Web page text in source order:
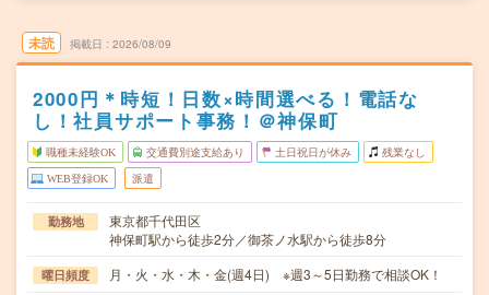
未読 掲載日 2026/08/09
2000円＊時短！日数×時間選べる！電話な
し！社員サポート事務！＠神保町
職種未経験OK 交通費別途支給あり 土日祝日が休み 残業なし
WEB登録OK 派遣
勤務地
東京都千代田区
神保町駅から徒歩2分／御茶ノ水駅から徒歩8分
曜日頻度 月・火・水・木・金(週4日) ※週3～5日勤務で相談OK！